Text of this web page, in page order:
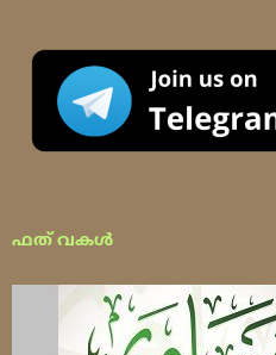
ഫത് വകൾ